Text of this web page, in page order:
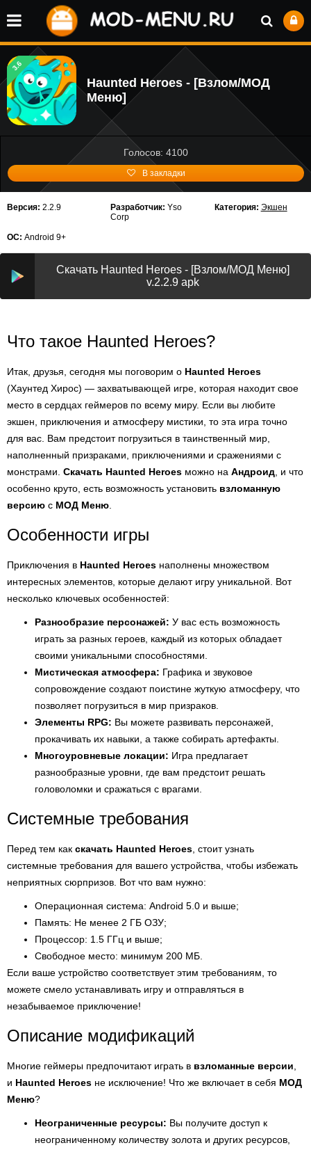
3.6
Haunted Heroes - [Взлом/МОД
Меню]
Голосов: 4100
В закладки
Версия: 2.2.9 Разработчик: Yso
Corp
Категория: Экшен
ОС: Android 9+
Скачать Haunted Heroes - [Взлом/МОД Меню]
v.2.2.9 apk
Что такое Haunted Heroes?
Итак, друзья, сегодня мы поговорим о Haunted Heroes
(Хаунтед Хирос) — захватывающей игре, которая находит свое
место в сердцах геймеров по всему миру. Если вы любите
экшен, приключения и атмосферу мистики, то эта игра точно
для вас. Вам предстоит погрузиться в таинственный мир,
наполненный призраками, приключениями и сражениями с
монстрами. Скачать Haunted Heroes можно на Андроид , и что
особенно круто, есть возможность установить взломанную
версию с МОД Меню
Особенности игры
Приключения в Haunted Heroes наполнены множеством
интересных элементов, которые делают игру уникальной. Вот
несколько ключевых особенностей:
Разнообразие персонажей: У вас есть возможность
играть за разных героев, каждый из которых обладает
своими уникальными способностями.
Мистическая атмосфера: Графика и звуковое
сопровождение создают поистине жуткую атмосферу, что
позволяет погрузиться в мир призраков.
Элементы RPG: Вы можете развивать персонажей,
прокачивать их навыки, а также собирать артефакты.
Многоуровневые локации: Игра предлагает
разнообразные уровни, где вам предстоит решать
головоломки и сражаться с врагами.
Системные требования
Перед тем как скачать Haunted Heroes , стоит узнать
системные требования для вашего устройства, чтобы избежать
неприятных сюрпризов. Вот что вам нужно:
Операционная система: Android 5.0 и выше;
Память: Не менее 2 ГБ ОЗУ;
Процессор: 1.5 ГГц и выше;
Свободное место: минимум 200 МБ.
Если ваше устройство соответствует этим требованиям, то
можете смело устанавливать игру и отправляться в
незабываемое приключение!
Описание модификаций
Многие геймеры предпочитают играть в взломанные версии
и Haunted Heroes не исключение! Что же включает в себя МОД
Меню?
Неограниченные ресурсы: Вы получите доступ к
неограниченному количеству золота и других ресурсов,